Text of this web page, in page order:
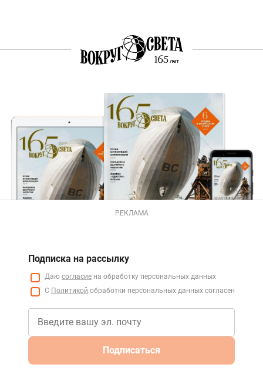
РЕКЛАМА
Подписка на рассылку
Даю согласие на обработку персональных данных
С Политикой обработки персональных данных согласен
Подписаться